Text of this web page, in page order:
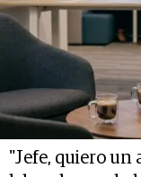
"Jefe, quiero un